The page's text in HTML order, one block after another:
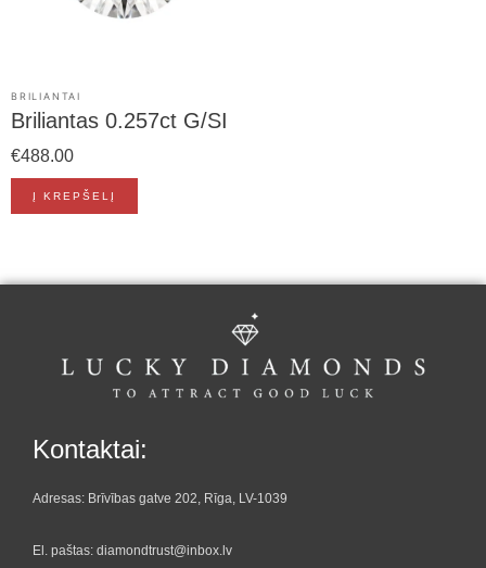
BRILIANTAI
Briliantas 0.257ct G/SI
€488.00
Į KREPŠELĮ
Kontaktai:
Adresas: Brīvības gatve 202, Rīga, LV-1039
El. paštas: diamondtrust@inbox.lv